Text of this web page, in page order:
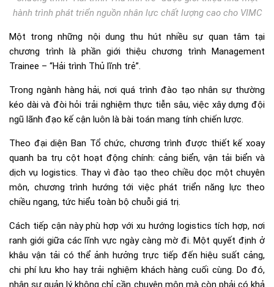
hành trình phát triển nguồn nhân lực chất lượng cao cho VIMC
Một trong những nội dung thu hút nhiều sự quan tâm tại
chương trình là phần giới thiệu chương trình Management
Trainee – “Hải trình Thủ lĩnh trẻ”.
Trong ngành hàng hải, nơi quá trình đào tạo nhân sự thường
kéo dài và đòi hỏi trải nghiệm thực tiễn sâu, việc xây dựng đội
ngũ lãnh đạo kế cận luôn là bài toán mang tính chiến lược.
Theo đại diện Ban Tổ chức, chương trình được thiết kế xoay
quanh ba trụ cột hoạt động chính: cảng biển, vận tải biển và
dịch vụ logistics. Thay vì đào tạo theo chiều dọc một chuyên
môn, chương trình hướng tới việc phát triển năng lực theo
chiều ngang, tức hiểu toàn bộ chuỗi giá trị.
Cách tiếp cận này phù hợp với xu hướng logistics tích hợp, nơi
ranh giới giữa các lĩnh vực ngày càng mờ đi. Một quyết định ở
khâu vận tải có thể ảnh hưởng trực tiếp đến hiệu suất cảng,
chi phí lưu kho hay trải nghiệm khách hàng cuối cùng. Do đó,
nhân sự quản lý không chỉ cần chuyên môn mà còn phải có khả